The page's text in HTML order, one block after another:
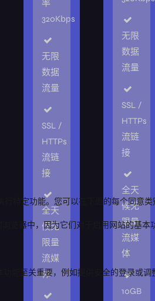
率
320Kbps
无限
数据
流量
SSL /
HTTPs
流链
接
全天
候无
限量
流媒
体
无限
数据
流量
SSL /
HTTPs
流链
接
全天
候无
限量
流媒
体
10GB